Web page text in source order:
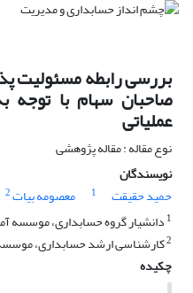
بررسی رابطه مسئولیت
صاحبان سهام با
عملیاتی
نوع مقاله : مقاله پژوهشی
نویسندگان
حمید حقیقت
1 معصومه بیات2
1 دانشیار گروه حسابداری، موسسه
2کارشناسی ارشد حسابداری،
چکیده